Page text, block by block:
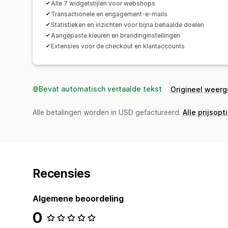
Alle 7 widgetstijlen voor webshops
Transactionele en engagement-e-mails
Statistieken en inzichten voor bijna behaalde doelen
Aangepaste kleuren en brandinginstellingen
Extensies voor de checkout en klantaccounts
Bevat automatisch vertaalde tekst Origineel
Alle betalingen worden in USD gefactureerd. Alle
Recensies
Algemene beoordeling
0